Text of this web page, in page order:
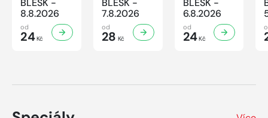
BLESK -
8.8.2026
od
24Kč
BLESK -
7.8.2026
od
28 Kč
BLESK -
6.8.2026
od
24Kč